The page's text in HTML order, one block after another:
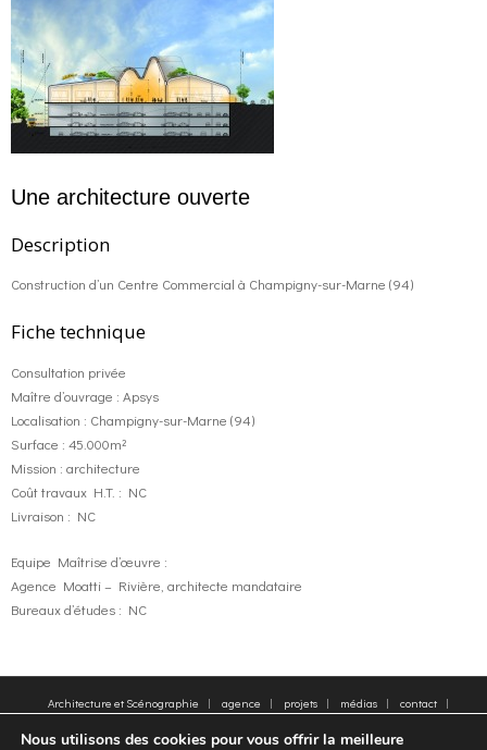
Une architecture ouverte
Description
Construction d’un Centre Commercial à Champigny-sur-Marne (94)
Fiche technique
Consultation privée
Maître d’ouvrage : Apsys
Localisation : Champigny-sur-Marne (94)
Surface : 45.000m²
Mission : architecture
Coût travaux H.T. : NC
Livraison : NC
Equipe Maîtrise d’œuvre :
Agence Moatti – Rivière, architecte mandataire
Bureaux d’études : NC
Architecture et Scénographie agence projets médias
contact
Nous utilisons des cookies pour vous offrir la meilleure